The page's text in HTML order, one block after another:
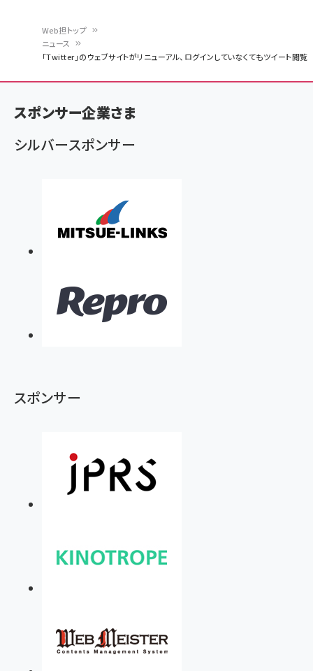
ン
く
ず
Web担トップ
ニュース
「Twitter」のウェブサイトがリニューアル、ログインしていなくてもツイート閲覧
スポンサー企業さま
シルバースポンサー
スポンサー